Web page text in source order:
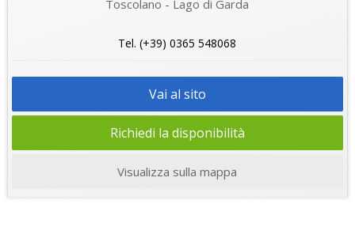
Toscolano - Lago di Garda
Tel. (+39) 0365 548068
Vai al sito
Richiedi la disponibilità
Visualizza sulla mappa